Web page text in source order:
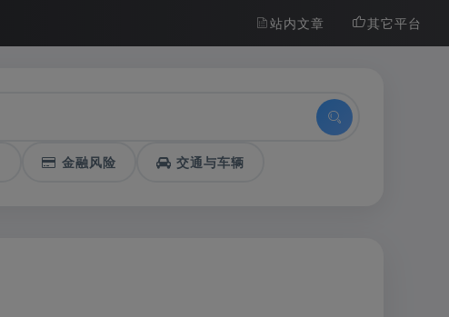
站内文章 其它平台
金融风险 交通与车辆